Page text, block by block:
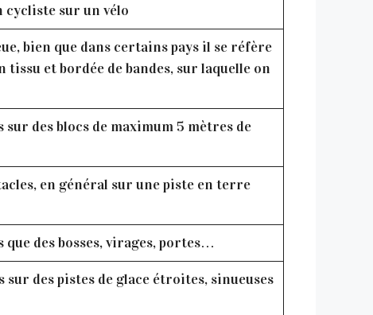
cycliste sur un vélo
bien que dans certains pays il se réfère
et bordée de bandes, sur laquelle on
des blocs de maximum 5 mètres de
en général sur une piste en terre
des bosses, virages, portes…
des pistes de glace étroites, sinueuses